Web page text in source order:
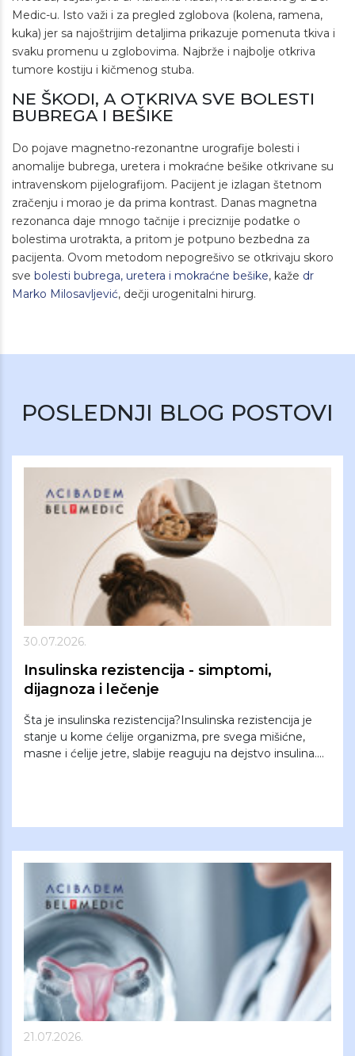
Medic-u. Isto važi i za pregled zglobova (kolena, ramena,
kuka) jer sa najoštrijim detaljima prikazuje pomenuta tkiva i
svaku promenu u zglobovima. Najbrže i najbolje otkriva
tumore kostiju i kičmenog stuba.
NE ŠKODI, A OTKRIVA SVE BOLESTI
BUBREGA I BEŠIKE
Do pojave magnetno-rezonantne urografije bolesti i
anomalije bubrega, uretera i mokraćne bešike otkrivane su
intravenskom pijelografijom. Pacijent je izlagan štetnom
zračenju i morao je da prima kontrast. Danas magnetna
rezonanca daje mnogo tačnije i preciznije podatke o
bolestima urotrakta, a pritom je potpuno bezbedna za
pacijenta. Ovom metodom nepogrešivo se otkrivaju skoro
sve bolesti bubrega, uretera i mokraćne bešike, kaže dr
Marko Milosavljević, dečji urogenitalni hirurg.
POSLEDNJI BLOG POSTOVI
30.07.2026.
Insulinska rezistencija - simptomi,
dijagnoza i lečenje
Šta je insulinska rezistencija?Insulinska rezistencija je
stanje u kome ćelije organizma, pre svega mišićne,
masne i ćelije jetre, slabije reaguju na dejstvo insulina....
21.07.2026.